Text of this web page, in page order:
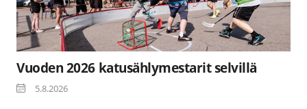
Vuoden 2026 katusählymestarit selvillä
5.8.2026